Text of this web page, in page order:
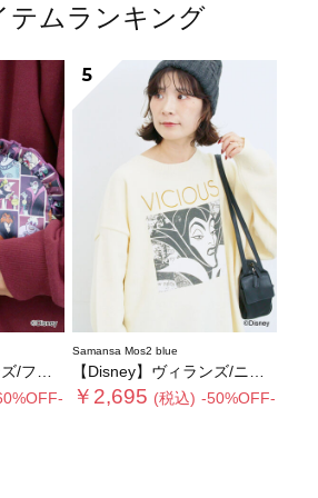
テムランキング
ポーチ
5
Samansa Mos2 blue
【Disney】ヴィランズ/ニット
￥2,695 (税込) -50%OFF-